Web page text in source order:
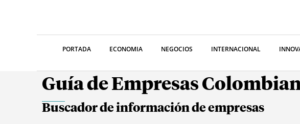
PORTADA ECONOMIA NEGOCIOS INTERNACIONAL
Guía de Empresas
Buscador de información de empresas